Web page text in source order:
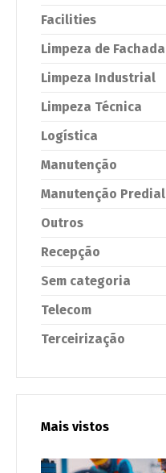
Facilities
Limpeza de Fachada
Limpeza Industrial
Limpeza Técnica
Logística
Manutenção
Manutenção Predial
Outros
Recepção
Sem categoria
Telecom
Terceirização
Mais vistos